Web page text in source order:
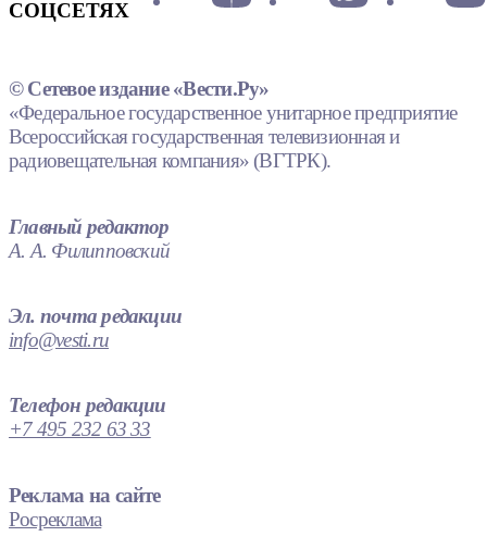
СОЦСЕТЯХ
© Сетевое издание «Вести.Ру»
«Федеральное государственное унитарное предприятие
Всероссийская государственная телевизионная и
радиовещательная компания» (ВГТРК).
Главный редактор
А. А. Филипповский
Эл. почта редакции
info@vesti.ru
Телефон редакции
+7 495 232 63 33
Реклама на сайте
Росреклама